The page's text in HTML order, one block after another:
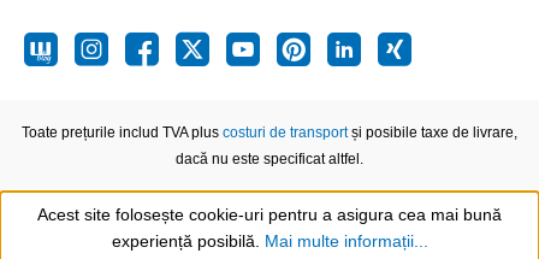
Toate prețurile includ TVA plus costuri de transportși posibile taxe de livrare,
dacă nu este specificat altfel.
Acest site folosește cookie-uri pentru a asigura cea mai bună
experiență posibilă. Mai multe informații...